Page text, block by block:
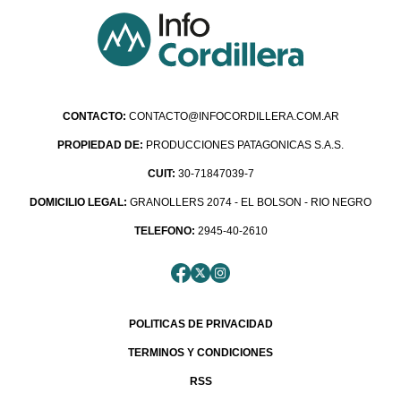
CONTACTO: CONTACTO@INFOCORDILLERA.COM.AR
PROPIEDAD DE: PRODUCCIONES PATAGONICAS S.A.S.
CUIT: 30-71847039-7
DOMICILIO LEGAL: GRANOLLERS 2074 - EL BOLSON - RIO NEGRO
TELEFONO: 2945-40-2610
POLITICAS DE PRIVACIDAD
TERMINOS Y CONDICIONES
RSS